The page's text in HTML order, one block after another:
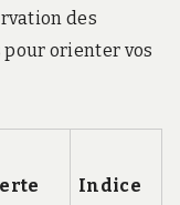
des
orienter vos
Indice